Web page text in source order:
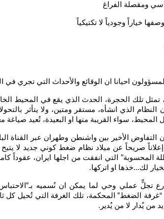
ومقصلة الفراغ
خياراً وجودياً لا تكتيكياً
احيانا ان الوقائع والأحداث التي تجري
تمثل تلك الحجرة، الحدث الذي يقع في المحيط
النظام الذي انشأه، مستقر ومتين، ولا يتأثر
المحيط، سواء القريبة منها او البعيدة، تُعيد
الأخير بين واشنطن وطهران عبر القناة
إعلاناً صريحاً عن ميلاد نظام ضغط كوني جديد لا
المحسوبة” التي انفقت من اجلها ايران،
لك...خذها او اتركها.
تجلٍّ عملي وحي لما يمكن ان نُسميه
الضغط” المحكمة، تلك الغرفة التي تُحيل كل
من يُدار لا من يُدير .